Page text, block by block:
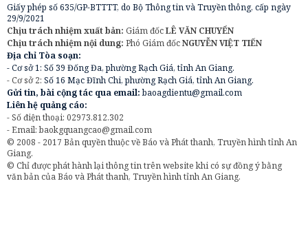
Giấy phép số 635/GP-BTTTT, do Bộ Thông tin và Truyền thông, cấp ngày
29/9/2021
Chịu trách nhiệm xuất bản: Giám đốcLÊ VĂN CHUYỂN
Chịu trách nhiệm nội dung: Phó Giám đốcNGUYỄN VIỆT TIẾN
Địa chỉ Tòa soạn:
- Cơ sở 1: Số 39 Đống Đa, phường Rạch Giá, tỉnh An Giang.
- Cơ sở 2: Số 16 Mạc Đĩnh Chi, phường Rạch Giá, tỉnh An Giang.
Gửi tin, bài cộng tác qua email:baoagdientu@gmail.com
Liên hệ quảng cáo:
- Số điện thoại: 02973.812.302
- Email:baokgquangcao@gmail.com
© 2008 - 2017 Bản quyền thuộc về Báo và Phát thanh, Truyền hình tỉnh An
Giang.
© Chỉ được phát hành lại thông tin trên website khi có sự đồng ý bằng
văn bản của Báo và Phát thanh, Truyền hình tỉnh An Giang.